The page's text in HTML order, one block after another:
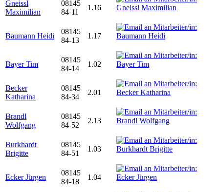
Gneissl
Maximilian
08145
84-11
1.16
Baumann Heidi
08145
84-13
1.17
Bayer Tim
08145
84-14
1.02
Becker
Katharina
08145
84-34
2.01
Brandl
Wolfgang
08145
84-52
2.13
Burkhardt
Brigitte
08145
84-51
1.03
Ecker Jürgen
08145
84-18
1.04